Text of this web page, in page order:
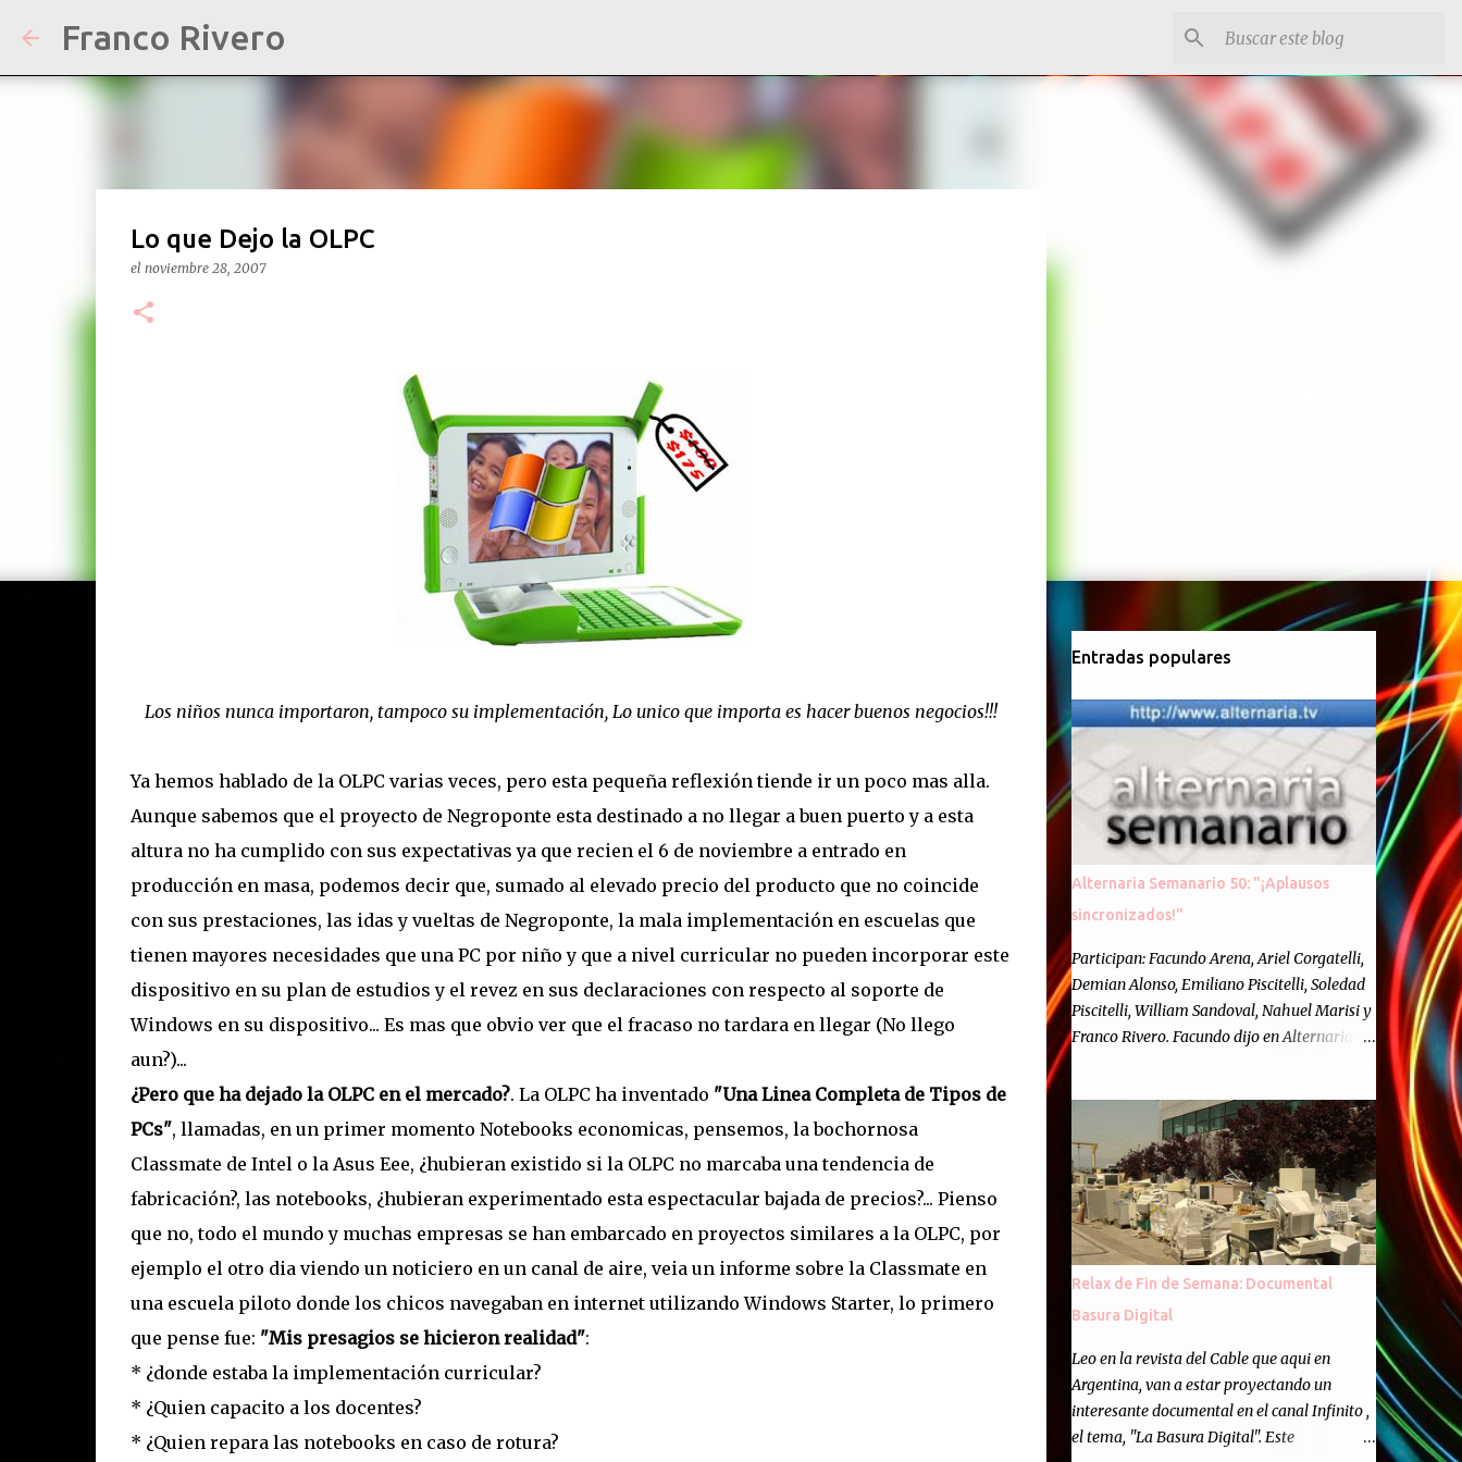
Franco Rivero
Lo que Dejo la OLPC
el noviembre 28, 2007
Los niños nunca importaron, tampoco su implementación, Lo unico que importa es hacer buenos negocios!!!
Ya hemos hablado de la OLPC varias veces, pero esta pequeña reflexión tiende ir un poco mas alla.
Aunque sabemos que el proyecto de Negroponte esta destinado a no llegar a buen puerto y a esta
altura no ha cumplido con sus expectativas ya que recien el 6 de noviembre a entrado en
producción en masa, podemos decir que, sumado al elevado precio del producto que no coincide
con sus prestaciones, las idas y vueltas de Negroponte, la mala implementación en escuelas que
tienen mayores necesidades que una PC por niño y que a nivel curricular no pueden incorporar este
dispositivo en su plan de estudios y el revez en sus declaraciones con respecto al soporte de
Windows en su dispositivo... Es mas que obvio ver que el fracaso no tardara en llegar (No llego
aun?)...
¿Pero que ha dejado la OLPC en el mercado?. La OLPC ha inventado "Una Linea Completa de Tipos de
PCs", llamadas, en un primer momento Notebooks economicas, pensemos, la bochornosa
Classmate de Intel o la Asus Eee, ¿hubieran existido si la OLPC no marcaba una tendencia de
fabricación?, las notebooks, ¿hubieran experimentado esta espectacular bajada de precios?... Pienso
que no, todo el mundo y muchas empresas se han embarcado en proyectos similares a la OLPC, por
ejemplo el otro dia viendo un noticiero en un canal de aire, veia un informe sobre la Classmate en
una escuela piloto donde los chicos navegaban en internet utilizando Windows Starter, lo primero
que pense fue: "Mis presagios se hicieron realidad":
* ¿donde estaba la implementación curricular?
* ¿Quien capacito a los docentes?
* ¿Quien repara las notebooks en caso de rotura?
Entradas populares
Alternaria Semanario 50: "¡Aplausos
sincronizados!"
Participan: Facundo Arena, Ariel Corgatelli,
Demian Alonso, Emiliano Piscitelli, Soledad
Piscitelli, William Sandoval, Nahuel Marisi y
Franco Rivero. Facundo dijo en Alternaria :
Cincuenta ocasiones para ponernos en
contacto con ustedes y contarles las noticias
de tecnología más importantes, desde
nuestra propia óptica: un punto de vista
independiente e informal.Para festejarlo, se
nos ocurrió que estemos todos juntos; y
cuando digo "todos" me refiero a toda la
semanario como panelista, y a ustedes. Por
eso se nos ocurrió la idea de emitir video en
vivo. La tarea no fué facil, hubo que
coordinar horarios, preparar el estudio,
configurar muchos programejos y hacer
Relax de Fin de Semana: Documental
Basura Digital
Leo en la revista del Cable que aqui en
Argentina, van a estar proyectando un
interesante documental en el canal Infinito ,
el tema, "La Basura Digital". Este